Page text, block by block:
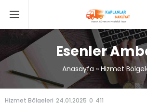
Esenler
Anasayfa » Hizmet
Hizmet Bölgeleri 24.01.2025 0 411